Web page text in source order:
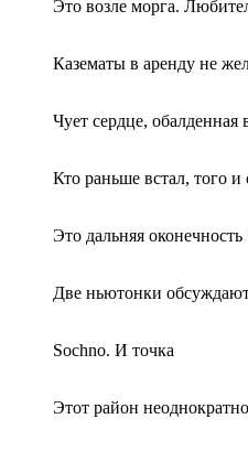
Это возле морга.
Казематы в аренду не
Чует сердце, обалденная
Кто раньше встал, того и
Это дальняя
Две ньютонки
Sochno. И точка
Этот район